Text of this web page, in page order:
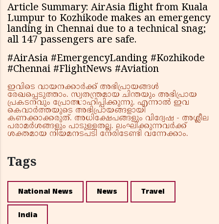
Article Summary: AirAsia flight from Kuala
Lumpur to Kozhikode makes an emergency
landing in Chennai due to a technical snag;
all 147 passengers are safe.
#AirAsia #EmergencyLanding #Kozhikode
#Chennai #FlightNews #Aviation
ഇവിടെ വായനക്കാർക്ക് അഭിപ്രായങ്ങൾ
രേഖപ്പെടുത്താം. സ്വതന്ത്രമായ ചിന്തയും അഭിപ്രായ
പ്രകടനവും പ്രോത്സാഹിപ്പിക്കുന്നു. എന്നാൽ ഇവ
കെവാർത്തയുടെ അഭിപ്രായങ്ങളായി
കണക്കാക്കരുത്. അധിക്ഷേപങ്ങളും വിദ്വേഷ - അശ്ലീല
പരാമർശങ്ങളും പാടുള്ളതല്ല. ലംഘിക്കുന്നവർക്ക്
ശക്തമായ നിയമനടപടി നേരിടേണ്ടി വന്നേക്കാം.
Tags
National News News Travel
India